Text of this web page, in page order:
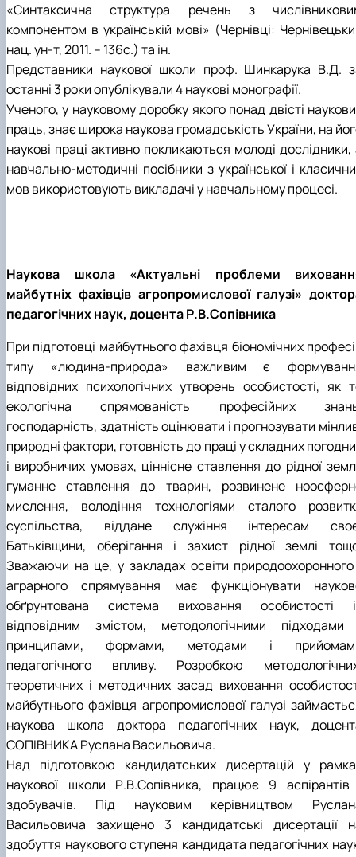
«Cинтаксична структура речень з
компонентом в українській мові» (Чернівці:
нац. ун-т, 2011. – 136с.) та ін.
Представники наукової школи проф. Шинкарука В.Д.
останні 3 роки опублікували 4 наукові монографії.
Ученого, у науковому доробку якого понад двісті
праць, знає широка наукова громадськість України, на
наукові праці активно покликаються молоді дослідники,
навчально-методичні посібники з української і
мов використовують викладачі у навчальному процесі.
Наукова школа «Актуальні проблеми
майбутніх фахівців агропромислової галузі»
педагогічних наук, доцента Р.В.Сопівника
При підготовці майбутнього фахівця біономічних
типу «людина-природа» важливим є
відповідних психологічних утворень особистості, як
екологічна спрямованість професійних
господарність, здатність оцінювати і прогнозувати
природні фактори, готовність до праці у складних
і виробничих умовах, ціннісне ставлення до рідної
гуманне ставлення до тварин, розвинене
мислення, володіння технологіями сталого
суспільства, віддане служіння інтересам
Батьківщини, оберігання і захист рідної землі
Зважаючи на це, у закладах освіти природоохоронного
аграрного спрямування має функціонувати
обґрунтована система виховання особистості
відповідним змістом, методологічними підходами
принципами, формами, методами і
педагогічного впливу. Розробкою
теоретичних і методичних засад виховання
майбутнього фахівця агропромислової галузі
наукова школа доктора педагогічних наук,
СОПІВНИКА Руслана Васильовича.
Над підготовкою кандидатських дисертацій у
наукової школи Р.В.Сопівника, працює 9 аспірантів
здобувачів. Під науковим керівництвом
Васильовича захищено 3 кандидатські дисертації
здобуття наукового ступеня кандидата педагогічних